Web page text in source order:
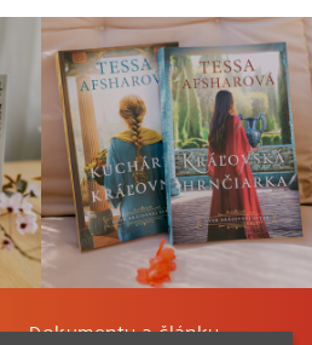
Dokumenty a články